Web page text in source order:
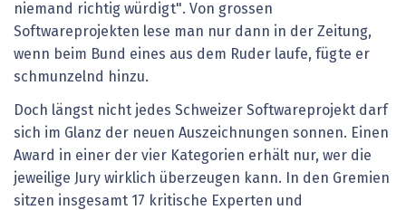
niemand richtig würdigt". Von grossen
Softwareprojekten lese man nur dann in der Zeitung,
wenn beim Bund eines aus dem Ruder laufe, fügte er
schmunzelnd hinzu.
Doch längst nicht jedes Schweizer Softwareprojekt darf
sich im Glanz der neuen Auszeichnungen sonnen. Einen
Award in einer der vier Kategorien erhält nur, wer die
jeweilige Jury wirklich überzeugen kann. In den Gremien
sitzen insgesamt 17 kritische Experten und